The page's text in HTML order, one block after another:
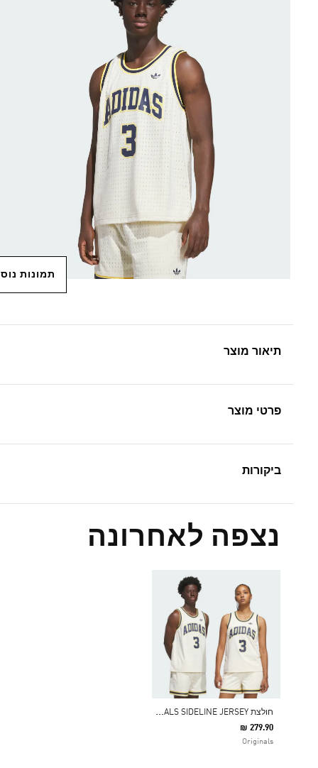
תמונות
תיאור מוצר
פרטי מוצר
ביקורות
נצפה לאחרונה
ח
ולצת ORIGINALS SIDELINE JERSEY
₪ 279.90
Originals